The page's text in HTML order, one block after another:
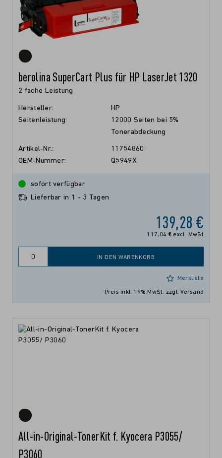
berolina SuperCart Plus für HP LaserJet 1320
2 fache Leistung
Hersteller:
HP
Seitenleistung:
12000 Seiten bei 5%
Tonerabdeckung
Artikel-Nr.:
11754860
OEM-Nummer:
Q5949X
139,28 €
117,04 € excl. MwSt
sofort verfügbar
Lieferbar in 1 - 3 Tagen
IN DEN WARENKORB
Merkliste
Preis inkl. 19% MwSt. zzgl. Versand
All-in-Original-TonerKit f. Kyocera P3055/
P3060